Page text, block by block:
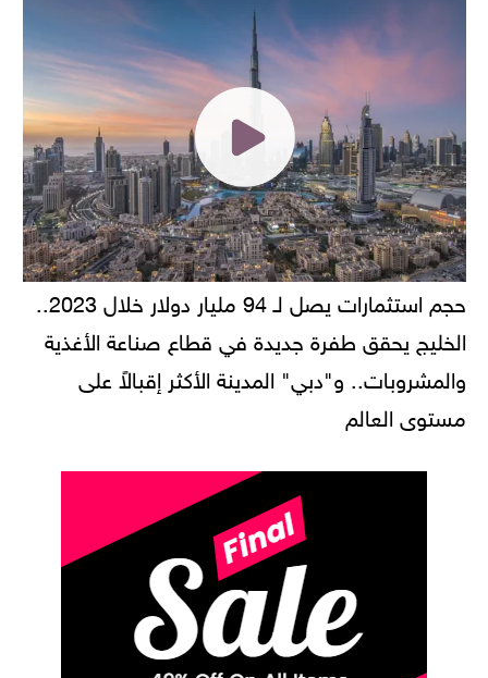
الخليج يحقق طفرة جديدة في قطاع صناعة الأغذية
والمشروبات.. و"دبي" المدينة الأكثر إقبالاً على
مستوى العالم